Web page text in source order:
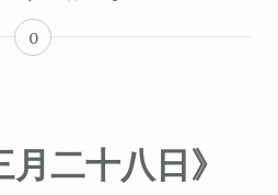
0
二十八日》